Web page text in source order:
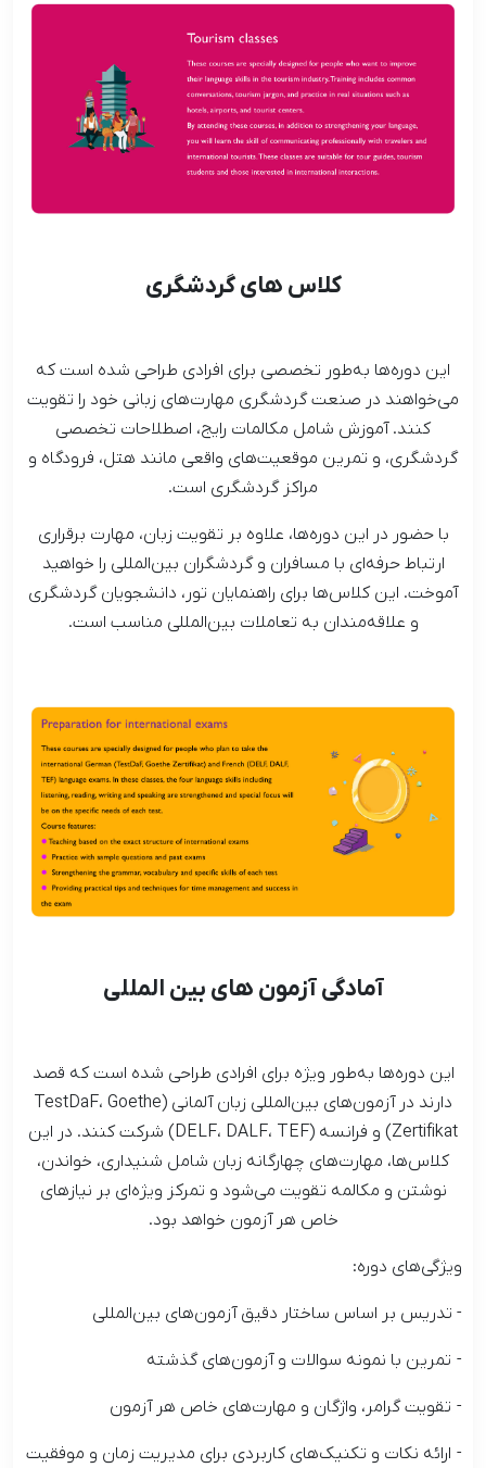
کلاس های گردشگری
این دوره‌ها به‌طور تخصصی برای افرادی طراحی شده است که
می‌خواهند در صنعت گردشگری مهارت‌های زبانی خود را تقویت
کنند. آموزش شامل مکالمات رایج، اصطلاحات تخصصی
گردشگری، و تمرین موقعیت‌های واقعی مانند هتل، فرودگاه و
مراکز گردشگری است.
با حضور در این دوره‌ها، علاوه بر تقویت زبان، مهارت برقراری
ارتباط حرفه‌ای با مسافران و گردشگران بین‌المللی را خواهید
آموخت. این کلاس‌ها برای راهنمایان تور، دانشجویان گردشگری
و علاقه‌مندان به تعاملات بین‌المللی مناسب است.
آمادگی آزمون های بین المللی
این دوره‌ها به‌طور ویژه برای افرادی طراحی شده است که قصد
دارند در آزمون‌های بین‌المللی زبان آلمانی (TestDaF، Goethe
Zertifikat) و فرانسه (DELF، DALF، TEF) شرکت کنند. در این
کلاس‌ها، مهارت‌های چهارگانه زبان شامل شنیداری، خواندن،
نوشتن و مکالمه تقویت می‌شود و تمرکز ویژه‌ای بر نیازهای
خاص هر آزمون خواهد بود.
ویژگی‌های دوره:
- تدریس بر اساس ساختار دقیق آزمون‌های بین‌المللی
- تمرین با نمونه سوالات و آزمون‌های گذشته
- تقویت گرامر، واژگان و مهارت‌های خاص هر آزمون
- ارائه نکات و تکنیک‌های کاربردی برای مدیریت زمان و موفقیت